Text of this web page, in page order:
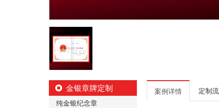
金银章牌定制
纯金银纪念章
案例详情 定制